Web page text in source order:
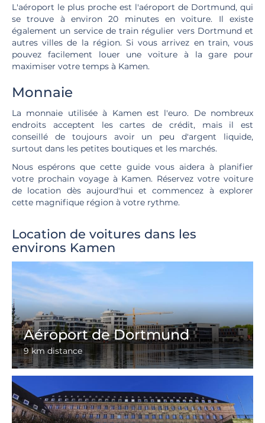
L'aéroport le plus proche est l'aéroport de Dortmund, qui
se trouve à environ 20 minutes en voiture. Il existe
également un service de train régulier vers Dortmund et
autres villes de la région. Si vous arrivez en train, vous
pouvez facilement louer une voiture à la gare pour
maximiser votre temps à Kamen.
Monnaie
La monnaie utilisée à Kamen est l'euro. De nombreux
endroits acceptent les cartes de crédit, mais il est
conseillé de toujours avoir un peu d'argent liquide,
surtout dans les petites boutiques et les marchés.
Nous espérons que cette guide vous aidera à planifier
votre prochain voyage à Kamen. Réservez votre voiture
de location dès aujourd'hui et commencez à explorer
cette magnifique région à votre rythme.
Location de voitures dans les
environs Kamen
Aéroport de Dortmund
9 km distance